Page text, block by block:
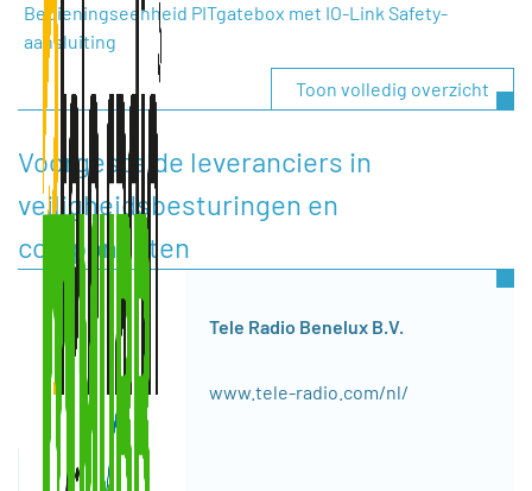
Bedieningseenheid PITgatebox met IO-Link Safety-
aansluiting
Toon volledig overzicht
Voorgestelde leveranciers in
veiligheidsbesturingen en
componenten
Tele Radio Benelux B.V.
www.tele-radio.com/nl/